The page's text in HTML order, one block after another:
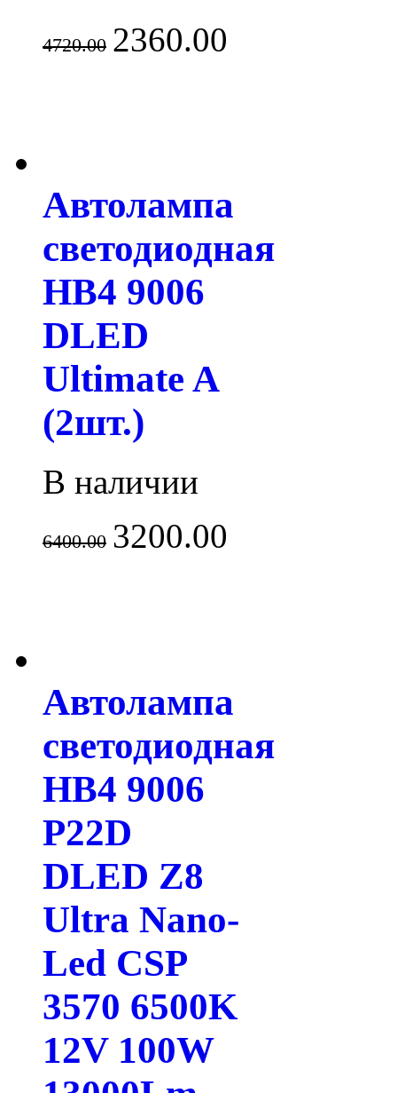
4720.00 2360.00
Автолампа
светодиодная
HB4 9006
DLED
Ultimate A
(2шт.)
В наличии
6400.00 3200.00
Автолампа
светодиодная
HB4 9006
P22D
DLED Z8
Ultra Nano-
Led CSP
3570 6500K
12V 100W